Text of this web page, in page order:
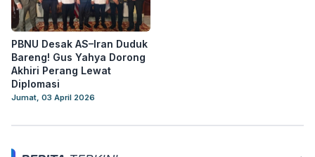
PBNU Desak AS–Iran Duduk
Bareng! Gus Yahya Dorong
Akhiri Perang Lewat
Diplomasi
Jumat, 03 April 2026